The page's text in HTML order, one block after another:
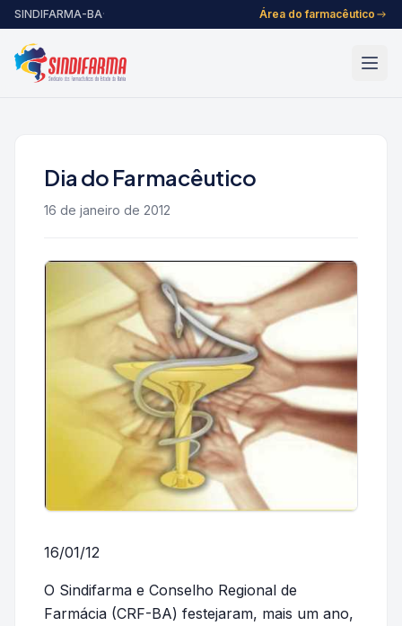
Pular para o conteúdo
SINDIFARMA-BA· Área do farmacêutico
Dia do Farmacêutico
16 de janeiro de 2012
16/01/12
O Sindifarma e Conselho Regional de
Farmácia (CRF-BA) festejaram, mais um ano,